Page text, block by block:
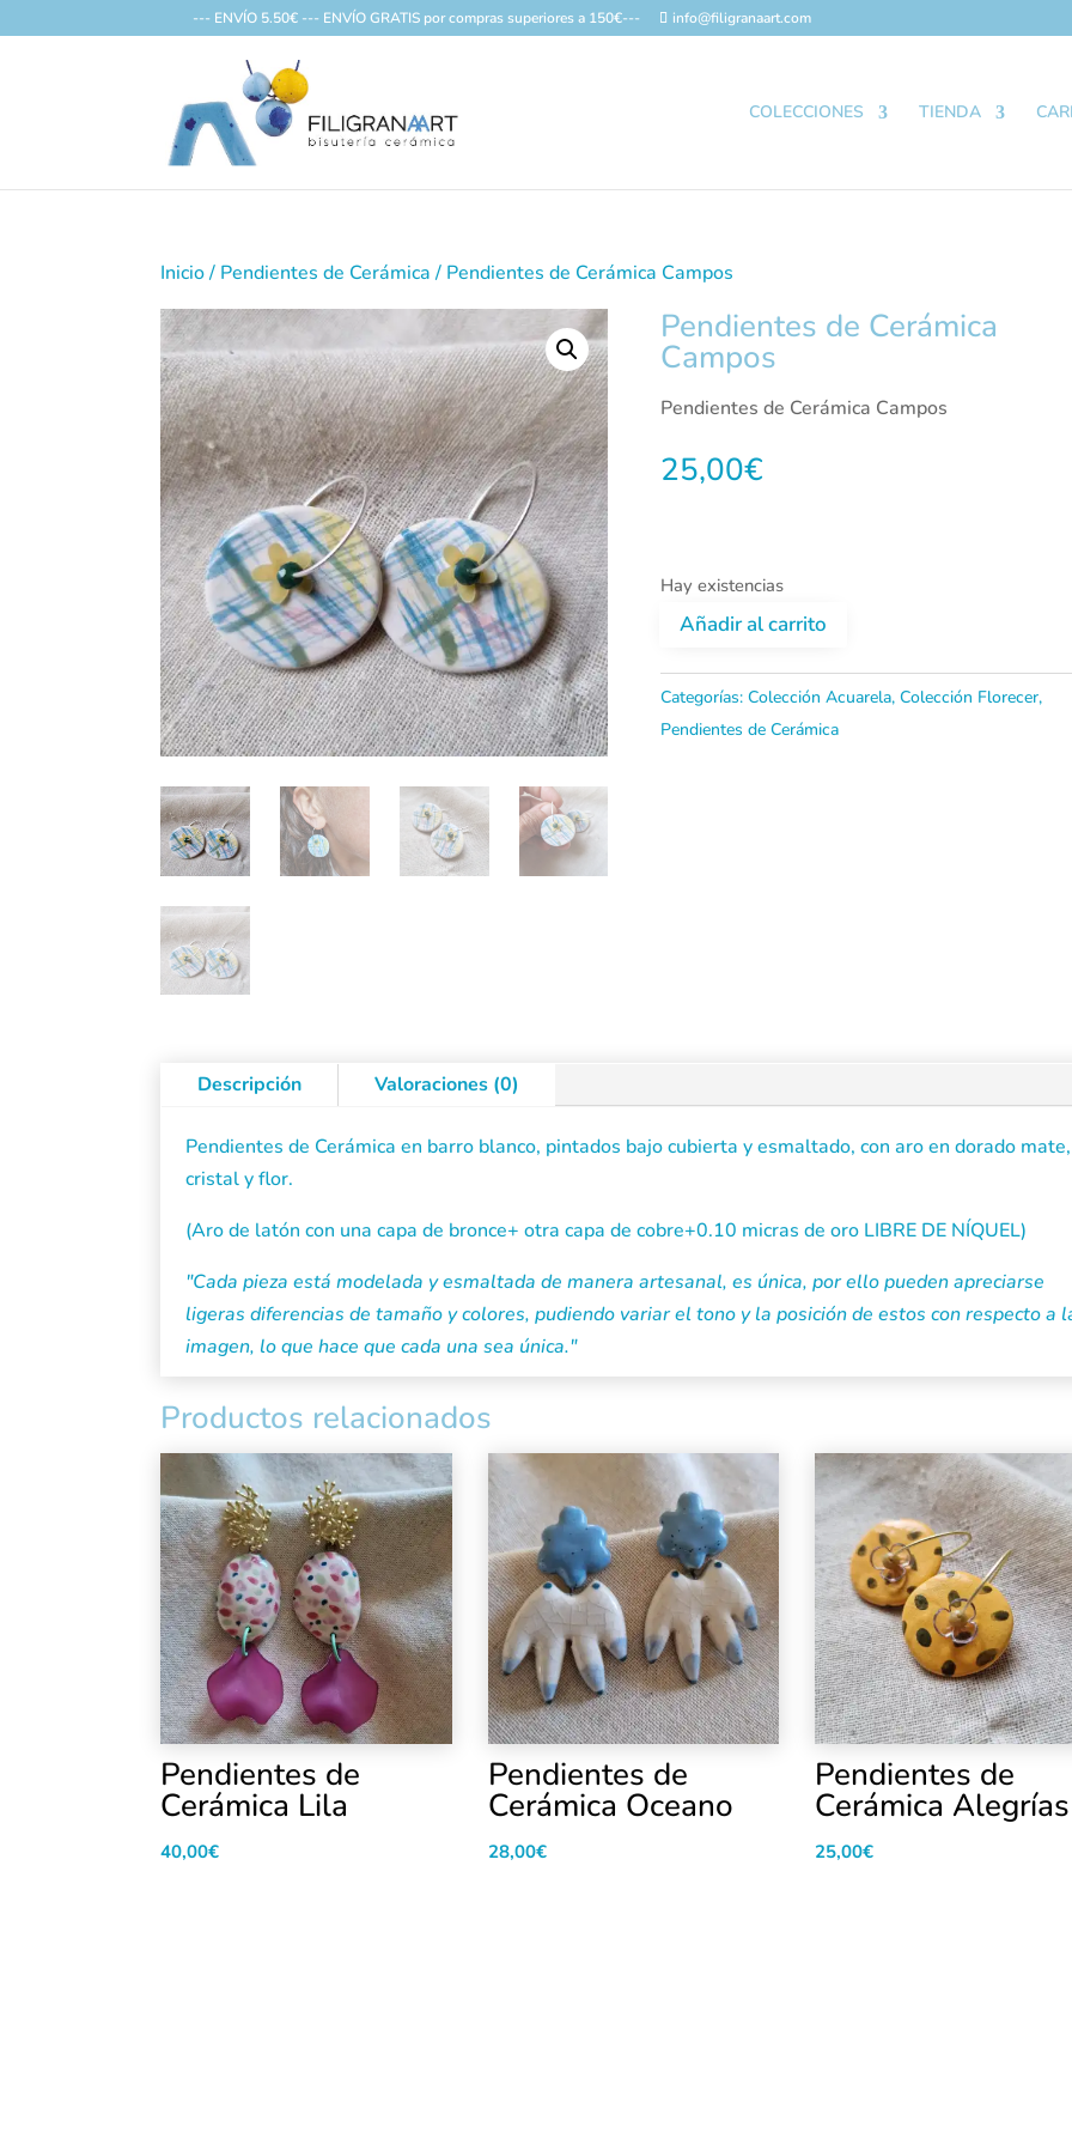
--- ENVÍO 5.50€ --- ENVÍO GRATIS por compras superiores a 150€--- info@filigranaart.com
COLECCIONES TIENDA
Inicio/ Pendientes de Cerámica / Pendientes de Cerámica Campos
Pendientes de Cerámica
Campos
25,00€
Pendientes de Cerámica Campos
Hay existencias
de
Cerámica
Añadir al carrito
Categorías: Colección Acuarela, Colección Florecer,
Pendientes de Cerámica
Descripción Valoraciones (0)
Pendientes de Cerámica en barro blanco, pintados bajo cubierta y esmaltado, con aro en dorado mate,
cristal y flor.
(Aro de latón con una capa de bronce+ otra capa de cobre+0.10 micras de oro LIBRE DE NÍQUEL)
"Cada pieza está modelada y esmaltada de manera artesanal, es única, por ello pueden apreciarse
ligeras diferencias de tamaño y colores, pudiendo variar el tono y la posición de estos con respecto a
imagen, lo que hace que cada una sea única."
Productos relacionados
Pendientes de
Cerámica Lila
40,00€
Pendientes de
Cerámica Oceano
28,00€
Pendientes de
Cerámica Alegrías
25,00€